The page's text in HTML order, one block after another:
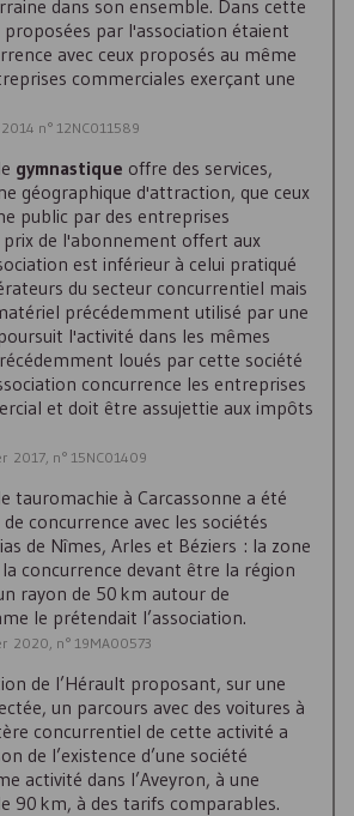
dans son ensemble. Dans cette
proposées par l'association étaient
avec ceux proposés au même
commerciales exerçant une
n° 12NC011589
gymnastique offre des services,
géographique d'attraction, que ceux
public par des entreprises
prix de l'abonnement offert aux
est inférieur à celui pratiqué
du secteur concurrentiel mais
précédemment utilisé par une
l'activité dans les mêmes
loués par cette société
concurrence les entreprises
et doit être assujettie aux impôts
2017, n° 15NC01409
tauromachie à Carcassonne a été
concurrence avec les sociétés
de Nîmes, Arles et Béziers : la zone
concurrence devant être la région
rayon de 50 km autour de
le prétendait l’association.
2020, n° 19MA00573
de l’Hérault proposant, sur une
un parcours avec des voitures à
concurrentiel de cette activité a
de l’existence d’une société
activité dans l’Aveyron, à une
90 km, à des tarifs comparables.